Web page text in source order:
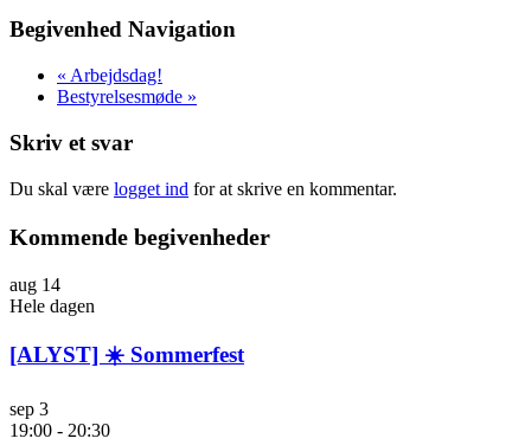
Begivenhed Navigation
« Arbejdsdag!
Bestyrelsesmøde »
Skriv et svar
Du skal være logget ind for at skrive en kommentar.
Kommende begivenheder
aug 14
Hele dagen
[ALYST] ☀️ Sommerfest
sep 3
19:00 - 20:30